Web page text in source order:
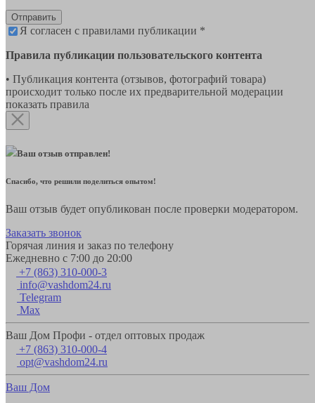
Отправить
Я согласен с правилами публикации *
Правила публикации пользовательского контента
• Публикация контента (отзывов, фотографий товара)
происходит только после их предварительной модерации
показать правила
Ваш отзыв отправлен!
Спасибо, что решили поделиться опытом!
Ваш отзыв будет опубликован после проверки модератором.
Заказать звонок
Горячая линия и заказ по телефону
Ежедневно с 7:00 до 20:00
+7 (863) 310-000-3
info@vashdom24.ru
Telegram
Max
Ваш Дом Профи - отдел оптовых продаж
+7 (863) 310-000-4
opt@vashdom24.ru
Ваш Дом